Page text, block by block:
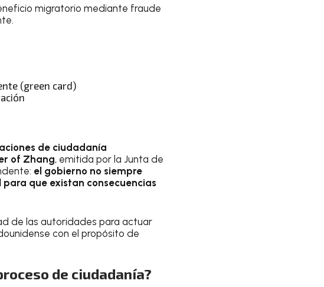
migratorio mediante fraude
(green card)
de ciudadanía
of Zhang, emitida por la Junta de
el gobierno no siempre
que existan consecuencias
de las autoridades para actuar
con el propósito de
de ciudadanía?